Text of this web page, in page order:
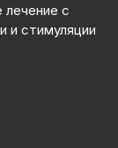
лечение с
и стимуляции